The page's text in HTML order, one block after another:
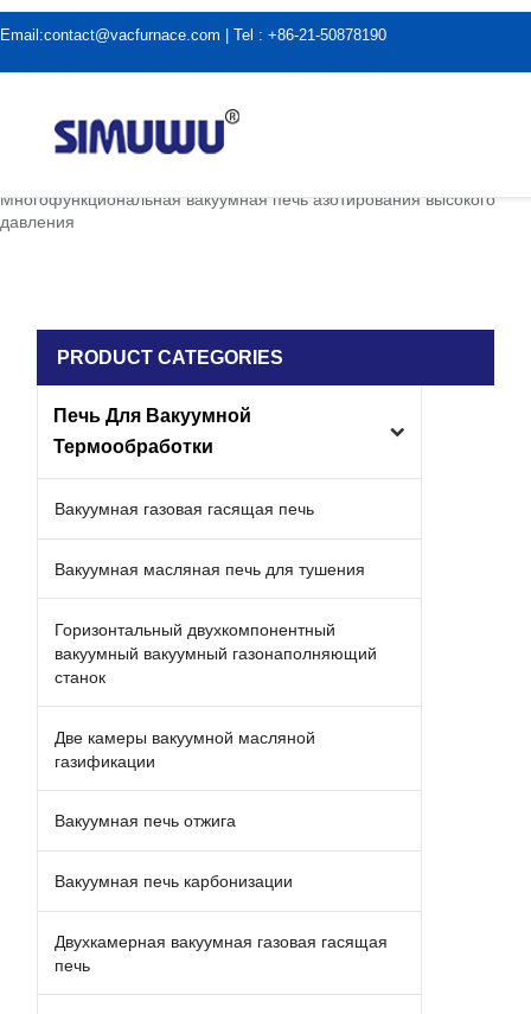
Email:contact@vacfurnace.com | Tel : +86-21-50878190
Многофункциональная вакуумная печь азотирования высокого
давления
PRODUCT CATEGORIES
Печь Для Вакуумной
Термообработки
Вакуумная газовая гасящая печь
Вакуумная масляная печь для тушения
Горизонтальный двухкомпонентный
вакуумный вакуумный газонаполняющий
станок
Две камеры вакуумной масляной
газификации
Вакуумная печь отжига
Вакуумная печь карбонизации
Двухкамерная вакуумная газовая гасящая
печь